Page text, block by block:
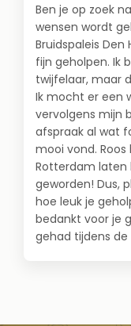
Ben je op zoek
wensen wordt
Bruidspaleis Den
fijn geholpen. Ik
twijfelaar, maar
Ik mocht er een
vervolgens mijn
afspraak al wat
mooi vond.
Rotterdam laten
geworden! Dus,
hoe leuk je
bedankt voor je
gehad tijdens de